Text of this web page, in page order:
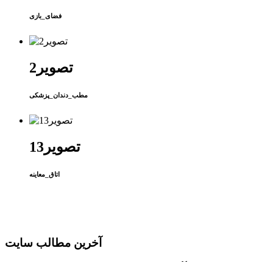
فضای_بازی
تصویر2
مطب_دندان_پزشکی
تصویر13
اتاق_معاینه
آخرین مطالب سایت